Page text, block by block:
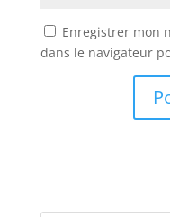
Enregistrer mon
dans le navigateur